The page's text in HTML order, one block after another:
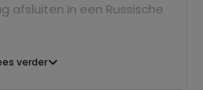
afsluiten in een Russische
verder